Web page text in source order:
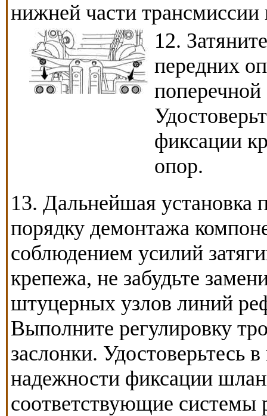
нижней части трансмиссии
12.
передних
фиксации
опор.
13. Дальнейшая установка
порядку демонтажа
соблюдением усилий
крепежа, не забудьте
штуцерных узлов линий
Выполните регулировку
заслонки. Удостоверьтесь
надежности фиксации
соответствующие системы